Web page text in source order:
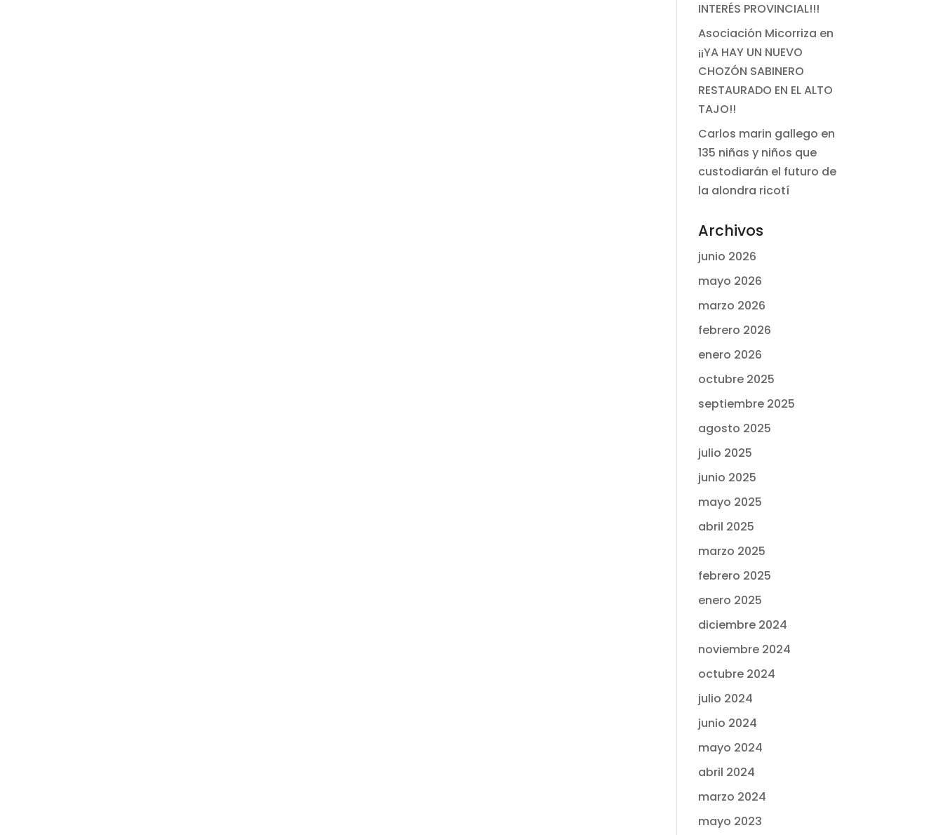
INTERÉS PROVINCIAL!!!
Asociación Micorriza en
¡¡YA HAY UN NUEVO
CHOZÓN SABINERO
RESTAURADO EN EL ALTO
TAJO!!
Carlos marin gallego en
135 niñas y niños que
custodiarán el futuro de
la alondra ricotí
Archivos
junio 2026
mayo 2026
marzo 2026
febrero 2026
enero 2026
octubre 2025
septiembre 2025
agosto 2025
julio 2025
junio 2025
mayo 2025
abril 2025
marzo 2025
febrero 2025
enero 2025
diciembre 2024
noviembre 2024
octubre 2024
julio 2024
junio 2024
mayo 2024
abril 2024
marzo 2024
mayo 2023